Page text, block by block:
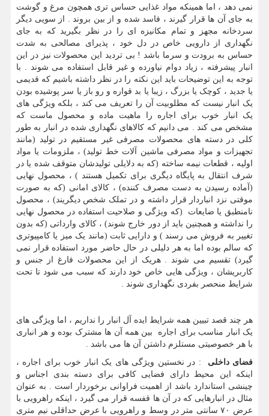
نمی دهد ، اما همینکه مواد غذایی حساس تری همچون مرغ و گوشت
به جای آن ها قرار گیرند ، فاسد شده و از بین بروند . از سویی دیگر
سردخانه مجهز و تمام مکانیزه ای را در نظر بگیرید که به جای
نگهداری از دارویی خاص در دل خود ، پذیرای مصالحی به شدت
حساس به برودت و سرما باشد ! بی تردید این محصولات نیز در این
انبار پیشرفته ، زیاد دوام نیاورده و غیر قابل استفاده می شوند . با
توجه به این توضیحات باید این نکته را در نظر داشته باشیم که قدیمی
یا جدید ، کوچک یا بزرگ ، زیبا یا بد قواره و رو باز یا سر پوشیده بودن
یک انبار نیست که مطلوبیت آن را تعریف می کند ، بلکه ویژگی های
یک انبار خوب برای اجاره را ماهیت ماده و محصول ماست که
مشخص می کند . می دانیم که کالاهای نگهداری شده در انبار به طور
کلی در دسته های محصولات مصرفی غیر مستقیم در تولید (مانند
تجهیزات و مواد مصرفی ماشین آلات خط تولید) ، ملزومات یا مواد
اولیه ، قطعات نیمه ساخته (که به دلایلی تولیدشان متوقف شده یا در
شرف انتقال به پایگاه دیگری برای تکمیل هستند ) ، محصول نهایی
(آماده رسیدن به دست مصرف کننده) ، کالای امانی (که به صورت
موقتی نزد انباردار قرار داشته و در تملک شخص دیگریند) ، محصول
نامنطبق یا ضایعات (که ویژگی و صلاحیت استفاده در محصول نهایی
را نداشته و همچنین باید از دور خارج شوند) ، کالای وارداتی (که بدون
تغییر به فروش می رسند ) و دارایی ثابت (مانند یک میز یا کامپیوتری
که سالم بوده اما به هر دلیلی در حال حاضر مورد استفاده قرار نمی
گیرد) تقسیم می شوند . هریک از این محصولات فارغ از جنس و
کاربریشان ، ویژگی هایی خاص خود دارند که سبب می شود تا تحت
شرایط منحصر بفردی نگهداری شوند .
هر چند قصد تبیین همه شرایط ایده آل انبار را نداریم ، اما ویژگی های
یک انبار مناسب برای اجاره بین همه آن ها مشترک بوده و هر انباری
با هر خصوصیتی مستلزم داشتن آن ها می باشد .
فضای داخلی : در نخستین ویژگی های یک انبار خوب برای اجاره ،
اینکه این محیط دارای فضایی کافی برای دسته بندی اجناس و
چینشی استاندارد باشد از اهمیت فراوانی برخوردار است . به عنوان
مثال در انبارهایی که در آن ها قفسه قرار می گیرد ، اینکه راهرویی با
عرض ۷۰ سانتی متر در وسط و راهرویی با عرض حداقلی نیم متری